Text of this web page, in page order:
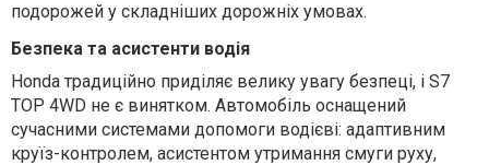
подорожей у складніших дорожніх умовах.
Безпека та асистенти водія
Honda традиційно приділяє велику увагу безпеці, і S7
TOP 4WD не є винятком. Автомобіль оснащений
сучасними системами допомоги водієві: адаптивним
круїз-контролем, асистентом утримання смуги руху,